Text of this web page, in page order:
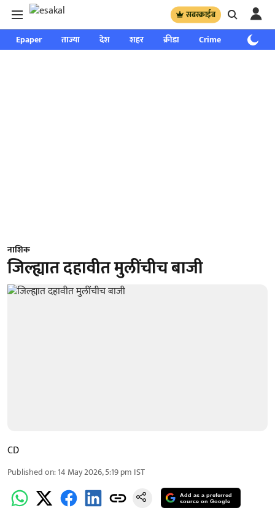
सबस्क्राईब
Epaper ताज्या देश शहर क्रीडा Crime साप्ताहिक
नाशिक
जिल्ह्यात दहावीत मुलींचीच बाजी
CD
Published on:14 May 2026, 5:19 pm IST
Add as a preferred
source on Google